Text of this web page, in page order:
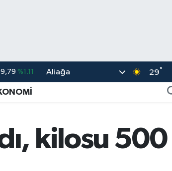
%0.18
%0.32
%-14
Aliağa 29°
kilosu 500